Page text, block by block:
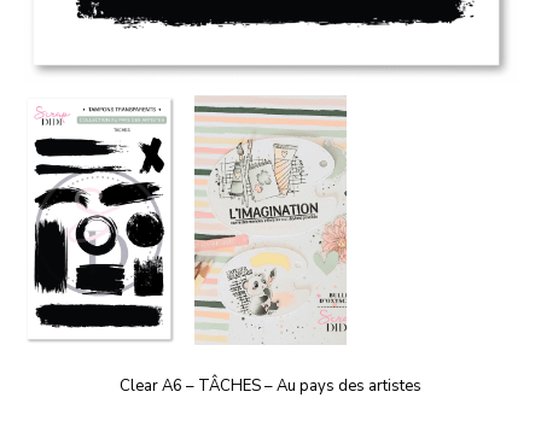
Clear A6 – TÂCHES – Au pays des artistes